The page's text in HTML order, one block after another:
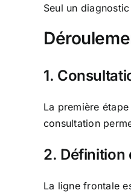
Seul un
1.
La première
consultation
2. Définition
La ligne frontale